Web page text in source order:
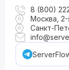
8 (800)
Москва, 2-
Санкт-